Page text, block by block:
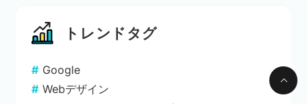
トレンドタグ
Google
Webデザイン